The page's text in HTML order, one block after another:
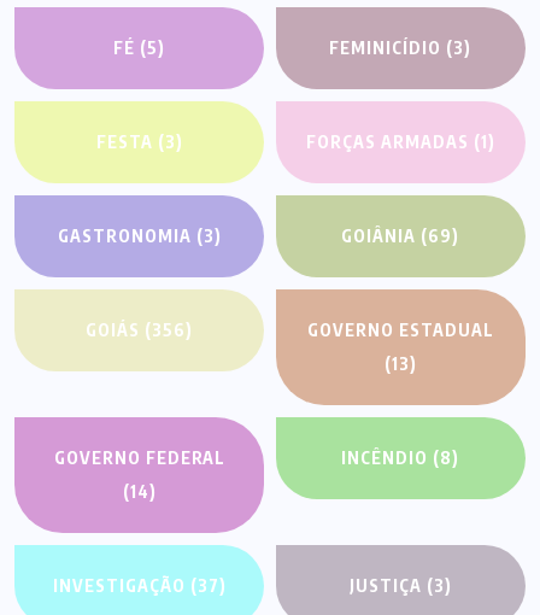
FÉ (5) FEMINICÍDIO (3)
FESTA (3) FORÇAS ARMADAS (1)
GASTRONOMIA (3) GOIÂNIA (69)
GOIÁS (356)
GOVERNO ESTADUAL
(13)
GOVERNO FEDERAL
(14)
INCÊNDIO (8)
INVESTIGAÇÃO (37) JUSTIÇA (3)